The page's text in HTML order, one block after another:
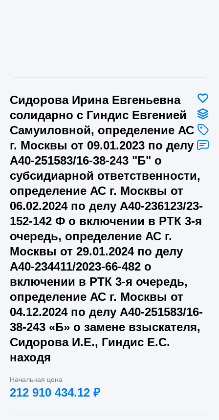
Сидорова Ирина Евгеньевна
солидарно с Гиндис Евгенией
Самуиловной, определение АС
г. Москвы от 09.01.2023 по делу
А40-251583/16-38-243 "Б" о
субсидиарной ответственности,
определение АС г. Москвы от
06.02.2024 по делу А40-236123/23-
152-142 Ф о включении в РТК 3-я
очередь, определение АС г.
Москвы от 29.01.2024 по делу
А40-234411/2023-66-482 о
включении в РТК 3-я очередь,
определение АС г. Москвы от
04.12.2024 по делу А40-251583/16-
38-243 «Б» о замене взыскателя,
Сидорова И.Е., Гиндис Е.С.
находя
Начальная цена
212 910 434.12 ₽